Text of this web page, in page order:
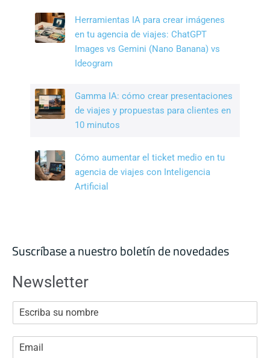
Herramientas IA para crear imágenes
en tu agencia de viajes: ChatGPT
Images vs Gemini (Nano Banana) vs
Ideogram
Gamma IA: cómo crear presentaciones
de viajes y propuestas para clientes en
10 minutos
Cómo aumentar el ticket medio en tu
agencia de viajes con Inteligencia
Artificial
Suscríbase a nuestro boletín de novedades
Newsletter
c